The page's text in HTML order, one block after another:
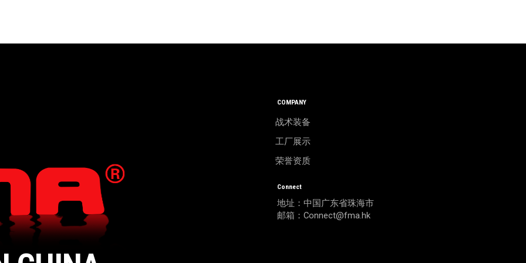
COMPANY
战术装备
工厂展示
荣誉资质
Connect
地址：中国广东省珠海市
邮箱：Connect@fma.hk